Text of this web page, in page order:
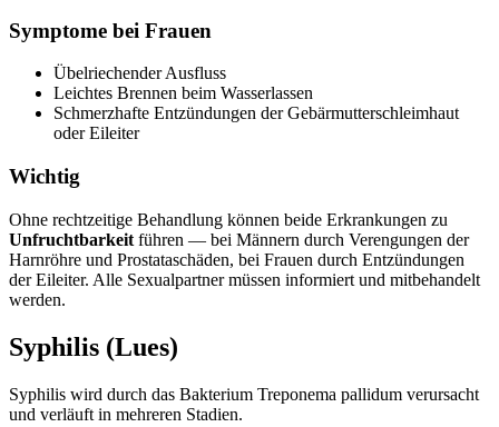
Symptome bei Frauen
Übelriechender Ausfluss
Leichtes Brennen beim Wasserlassen
Schmerzhafte Entzündungen der Gebärmutterschleimhaut
oder Eileiter
Wichtig
Ohne rechtzeitige Behandlung können beide Erkrankungen zu
Unfruchtbarkeit führen — bei Männern durch Verengungen der
Harnröhre und Prostataschäden, bei Frauen durch Entzündungen
der Eileiter. Alle Sexualpartner müssen informiert und mitbehandelt
werden.
Syphilis (Lues)
Syphilis wird durch das Bakterium Treponema pallidum verursacht
und verläuft in mehreren Stadien.